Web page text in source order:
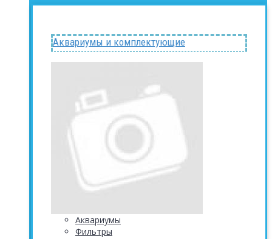
Аквариумы и комплектующие
Аквариумы
Фильтры